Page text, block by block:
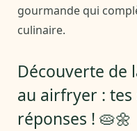
gourmande qui
culinaire.
Découverte de
au airfryer :
réponses ! 🥧🌼